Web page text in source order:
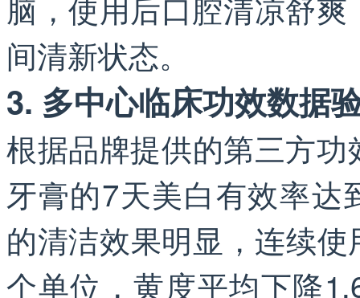
间清新状态。
3. 多中心临床功效数据
根据品牌提供的第三方
牙膏的7天美白有效率达
的清洁效果明显，连续
个单位，黄度平均下降